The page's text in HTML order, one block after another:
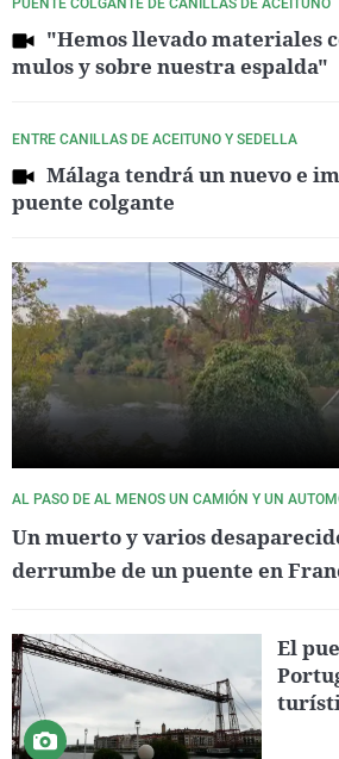
"Hemos llevado materiales
mulos y sobre nuestra espalda"
ENTRE CANILLAS DE ACEITUNO Y SEDELLA
Málaga tendrá un nuevo e
puente colgante
AL PASO DE AL MENOS UN CAMIÓN Y UN
Un muerto y varios
derrumbe de un puente en
El